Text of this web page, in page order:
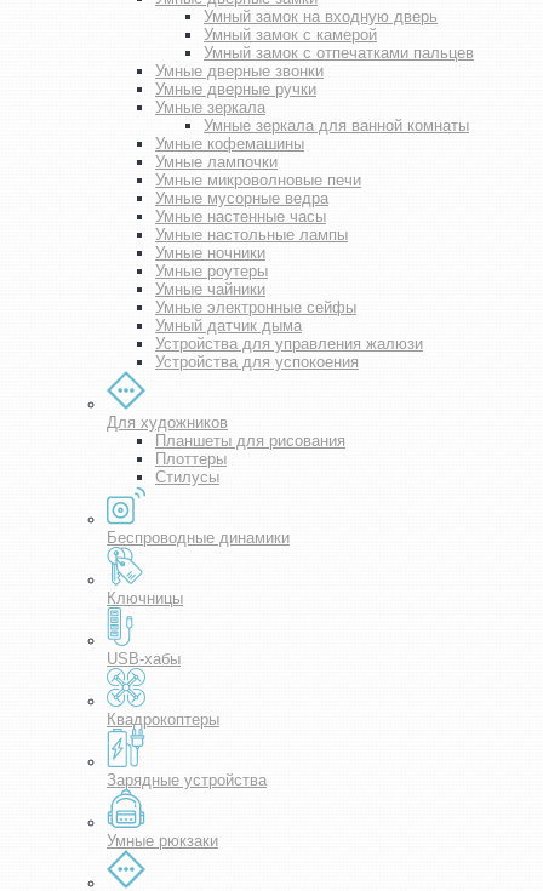
Умный замок на входную дверь
Умный замок с камерой
Умный замок с отпечатками пальцев
Умные дверные звонки
Умные дверные ручки
Умные зеркала
Умные зеркала для ванной комнаты
Умные кофемашины
Умные лампочки
Умные микроволновые печи
Умные мусорные ведра
Умные настенные часы
Умные настольные лампы
Умные ночники
Умные роутеры
Умные чайники
Умные электронные сейфы
Умный датчик дыма
Устройства для управления жалюзи
Устройства для успокоения
Для художников
Планшеты для рисования
Плоттеры
Стилусы
Беспроводные динамики
Ключницы
USB-хабы
Квадрокоптеры
Зарядные устройства
Умные рюкзаки